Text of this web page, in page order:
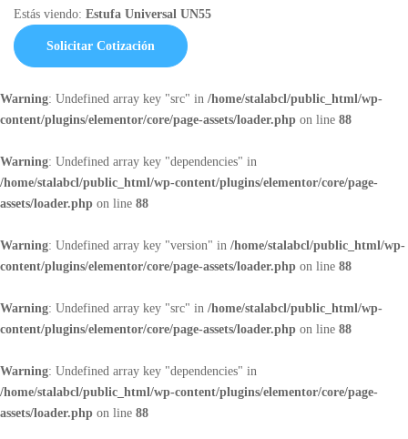
Estás viendo: Estufa Universal UN55
Solicitar Cotización
Warning: Undefined array key "src" in /home/stalabcl/public_html/wp-
content/plugins/elementor/core/page-assets/loader.php on line 88
Warning: Undefined array key "dependencies" in
/home/stalabcl/public_html/wp-content/plugins/elementor/core/page-
assets/loader.php on line 88
Warning: Undefined array key "version" in /home/stalabcl/public_html/wp-
content/plugins/elementor/core/page-assets/loader.php on line 88
Warning: Undefined array key "src" in /home/stalabcl/public_html/wp-
content/plugins/elementor/core/page-assets/loader.php on line 88
Warning: Undefined array key "dependencies" in
/home/stalabcl/public_html/wp-content/plugins/elementor/core/page-
assets/loader.php on line 88